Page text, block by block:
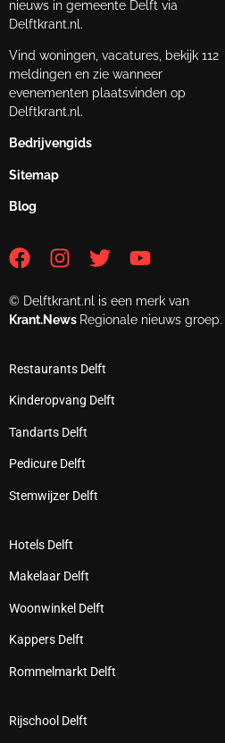
nieuws in gemeente Delft via
Delftkrant.nl.
Vind woningen, vacatures, bekijk 112
meldingen en zie wanneer
evenementen plaatsvinden op
Delftkrant.nl.
Bedrijvengids
Sitemap
Blog
© Delftkrant.nl is een merk van
Krant.News Regionale nieuws groep.
Restaurants Delft
Kinderopvang Delft
Tandarts Delft
Pedicure Delft
Stemwijzer Delft
Hotels Delft
Makelaar Delft
Woonwinkel Delft
Kappers Delft
Rommelmarkt Delft
Rijschool Delft